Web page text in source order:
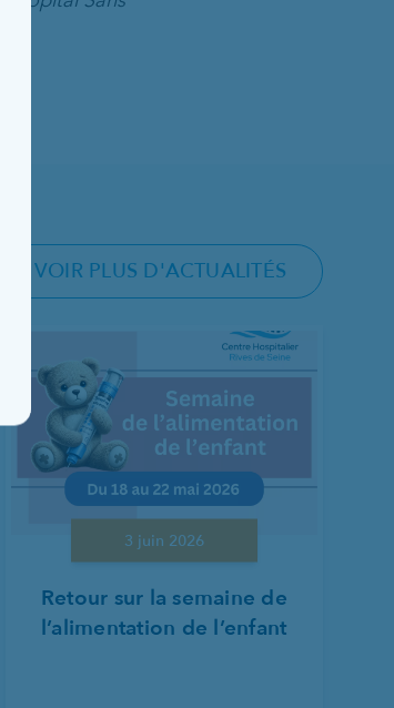
VOIR PLUS D'ACTUALITÉS
3 juin 2026
Retour sur la semaine de
l’alimentation de l’enfant